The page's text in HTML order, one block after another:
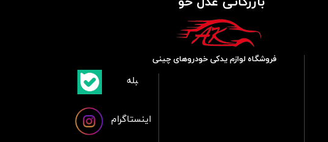
فروشگاه لوازم یدکی خودروهای چینی
اینستاگرام
​بلبله​​​​​​​بله